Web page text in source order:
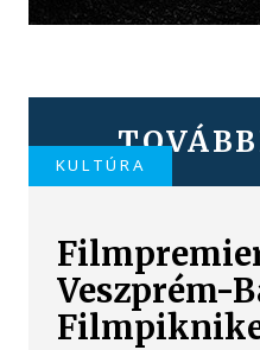
KULTÚRA
Veszprém-